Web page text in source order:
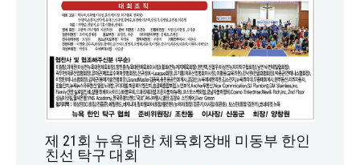
제 21회 뉴욕 대한 체육회장배 미동부 한인
친선 탁구 대회